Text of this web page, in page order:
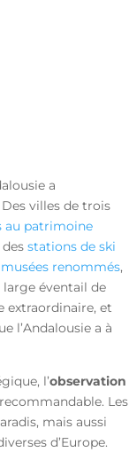
a
villes de trois
au patrimoine
stations de ski
renommés,
large éventail de
extraordinaire, et
l’Andalousie a à
l’observation
Les
mais aussi
d’Europe.